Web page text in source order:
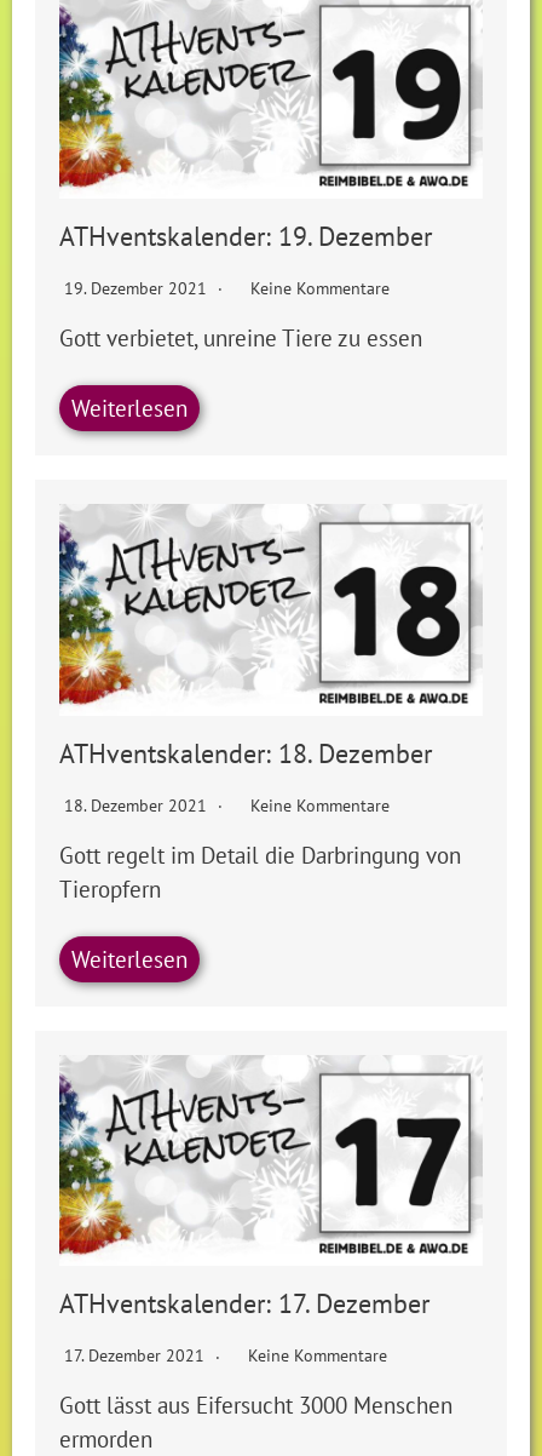
ATHventskalender: 19. Dezember
19. Dezember 2021 Keine Kommentare
Gott verbietet, unreine Tiere zu essen
Weiterlesen
ATHventskalender: 18. Dezember
18. Dezember 2021 Keine Kommentare
Gott regelt im Detail die Darbringung von
Tieropfern
Weiterlesen
ATHventskalender: 17. Dezember
17. Dezember 2021 Keine Kommentare
Gott lässt aus Eifersucht 3000 Menschen
ermorden